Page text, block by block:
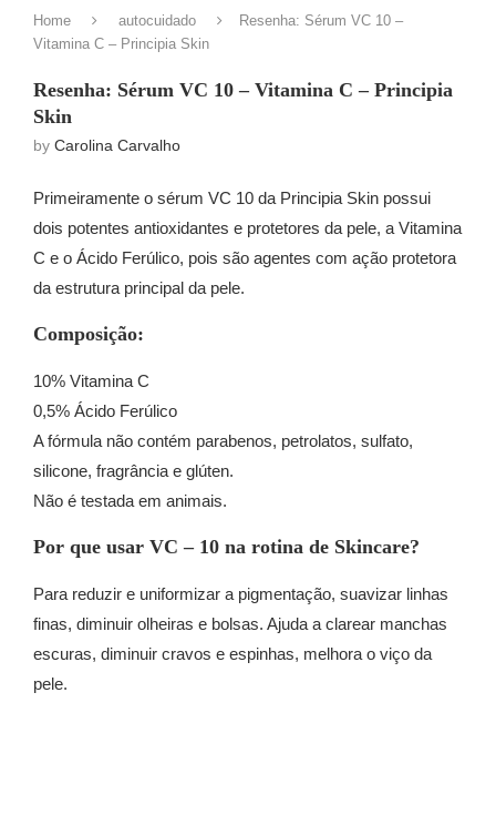
Home autocuidado
Resenha: Sérum VC 10 –
Vitamina C – Principia Skin
Resenha: Sérum VC 10 – Vitamina C – Principia
Skin
by Carolina Carvalho
Primeiramente o sérum VC 10 da Principia Skin possui
dois potentes antioxidantes e protetores da pele, a Vitamina
C e o Ácido Ferúlico, pois são agentes com ação protetora
da estrutura principal da pele.
Composição:
10% Vitamina C
0,5% Ácido Ferúlico
A fórmula não contém parabenos, petrolatos, sulfato,
silicone, fragrância e glúten.
Não é testada em animais.
Por que usar VC – 10 na rotina de Skincare?
Para reduzir e uniformizar a pigmentação, suavizar linhas
finas, diminuir olheiras e bolsas. Ajuda a clarear manchas
escuras, diminuir cravos e espinhas, melhora o viço da
pele.